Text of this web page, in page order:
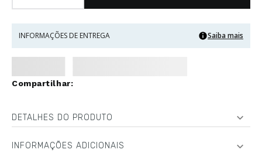
INFORMAÇÕES DE ENTREGA Saiba mais
DETALHES DO PRODUTO
INFORMAÇÕES ADICIONAIS